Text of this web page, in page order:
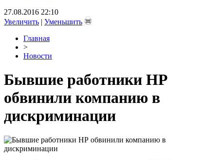
27.08.2016 22:10
Увеличить | Уменьшить
Главная
>
Новости
Бывшие работники НР
обвинили компанию в
дискриминации